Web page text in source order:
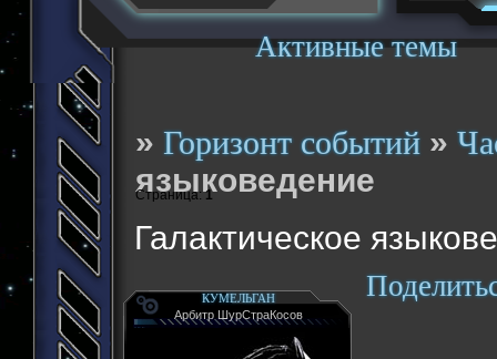
Активные темы
»Горизонт событий »
языковедение
Галактическое
Страница:1
КУМЕЛЬГАН
Арбитр ШурСтраКосов